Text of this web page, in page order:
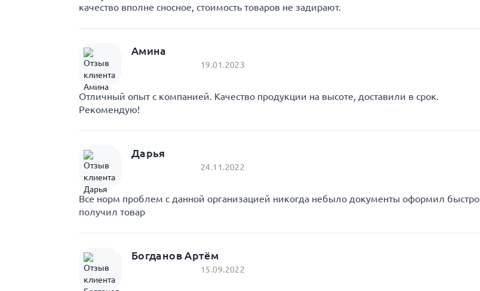
качество вполне сносное, стоимость товаров не задирают.
Амина
19.01.2023
Отличный опыт с компанией. Качество продукции на высоте, доставили в срок.
Рекомендую!
Дарья
24.11.2022
Все норм проблем с данной организацией никогда небыло документы оформил быстро
получил товар
Богданов Артём
15.09.2022